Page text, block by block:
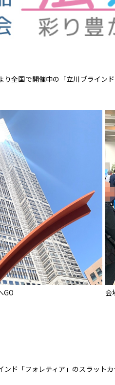
り全国で開催中の「立川ブライン
GO 会
ンド「フォレティア」のスラット